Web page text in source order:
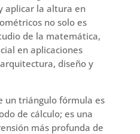
aplicar la altura en
no solo es
de la matemática,
en aplicaciones
diseño y
un triángulo fórmula es
de cálculo; es una
más profunda de